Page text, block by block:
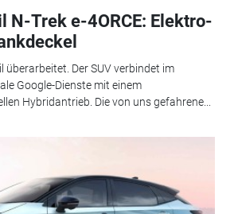
N-Trek e-4ORCE: Elektro-
überarbeitet. Der SUV verbindet im
Google-Dienste mit einem
Hybridantrieb. Die von uns gefahrene...